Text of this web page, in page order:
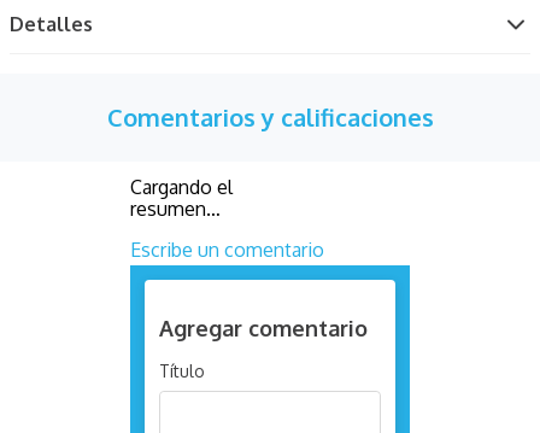
Detalles
Comentarios y calificaciones
Cargando el
resumen…
Escribe un comentario
Agregar comentario
Título